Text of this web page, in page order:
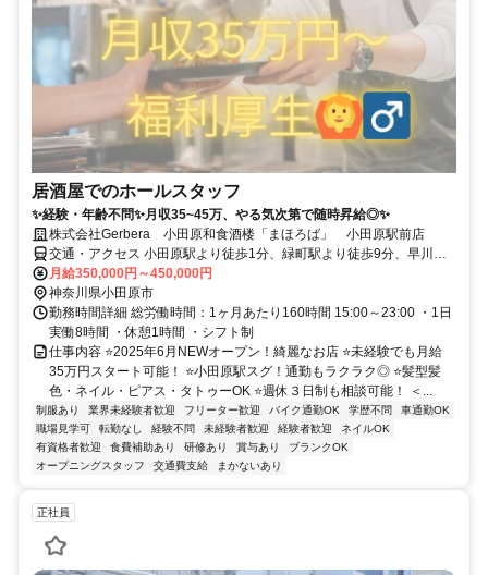
居酒屋でのホールスタッフ
✨経験・年齢不問✨月収35~45万、やる気次第で随時昇給◎✨
株式会社Gerbera 小田原和食酒楼「まほろば」 小田原駅前店
交通・アクセス 小田原駅より徒歩1分、緑町駅より徒歩9分、早川
駅・風祭駅・井細田駅・箱根板橋駅より車で13分、入生田駅・鴨宮駅
より車で16分 ●車通勤OK
月給350,000円～450,000円
神奈川県小田原市
勤務時間詳細 総労働時間：1ヶ月あたり160時間 15:00～23:00 ・1日
実働8時間 ・休憩1時間 ・シフト制
仕事内容 ⭐2025年6月NEWオープン！綺麗なお店 ⭐未経験でも月給
35万円スタート可能！ ⭐小田原駅スグ！通勤もラクラク◎ ⭐髪型髪
色・ネイル・ピアス・タトゥーOK ⭐週休３日制も相談可能！ ＜...
制服あり 業界未経験者歓迎 フリーター歓迎 バイク通勤OK 学歴不問
車通勤OK
職場見学可
転勤なし 経験不問 未経験者歓迎 経験者歓迎
ネイルOK
有資格者歓迎
食費補助あり 研修あり 賞与あり
ブランクOK
オープニングスタッフ
交通費支給 まかないあり
正社員